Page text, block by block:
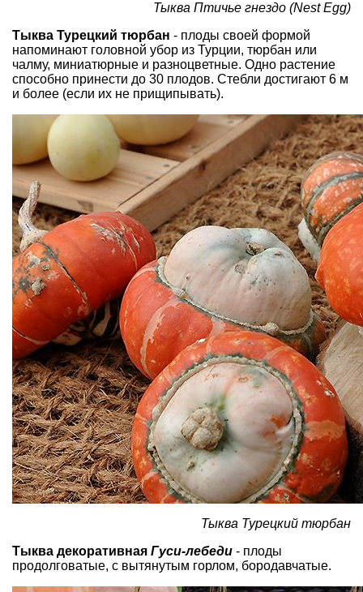
Тыква Птичье гнездо (Nest Egg)
Тыква Турецкий тюрбан - плоды своей формой
напоминают головной убор из Турции, тюрбан или
чалму, миниатюрные и разноцветные. Одно растение
способно принести до 30 плодов. Стебли достигают 6 м
и более (если их не прищипывать).
Тыква Турецкий тюрбан
Тыква декоративная Гуси-лебеди - плоды
продолговатые, с вытянутым горлом, бородавчатые.